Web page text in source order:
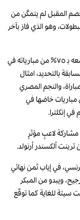
المقبل لم يتمكّن من
جميع البطولات، وهو الذي فاز بآخر
صحيح أن نيوكاسل لديه المدرب إيدي هاو الذي فاز معه بـ ٧٥% من مبارياته في
بالتحديد، امثال
كودي خاكبو صاحب التسع أهداف في ١١ مباراة، والنجم المصري
خاضها في
إنكلترا.
مشاركة لاعبٍ مؤثرٍ
ألكسندر أرنولد.
في إياب ثمن نهائي
ويبدو من المبكر
سيئة للغاية كما توقّع